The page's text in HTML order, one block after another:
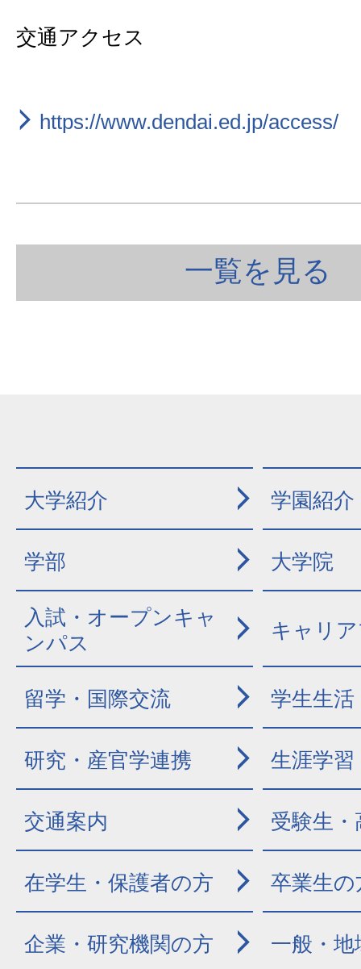
交通アクセス
https://www.dendai.ed.jp/access/
一覧を見る
大学紹介 学園紹介
学部 大学院
入試・オープンキャ
ンパス
キャリ
留学・国際交流 学生生活
研究・産官学連携 生涯学習
交通案内 受験生
在学生・保護者の方 卒業生の
企業・研究機関の方 一般・地